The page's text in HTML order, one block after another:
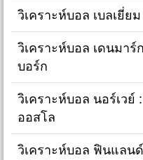
วิเคราะห์บอล เบลเยี่ย
วิเคราะห์บอล เดนมาร์
บอร์ก
วิเคราะห์บอล นอร์เวย์
ออสโล
วิเคราะห์บอล ฟินแลนด์